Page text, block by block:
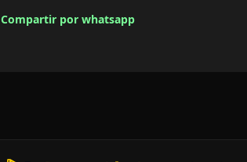
Compartir por whatsapp